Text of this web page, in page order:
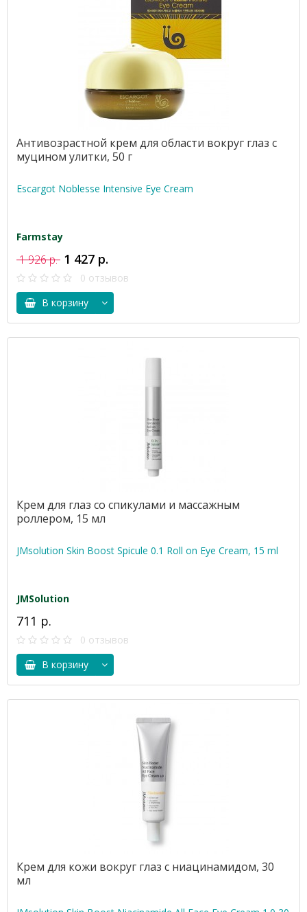
Антивозрастной крем для области вокруг глаз с
муцином улитки, 50 г
Escargot Noblesse Intensive Eye Cream
Farmstay
1 926 р. 1 427 р.
0 отзывов
В корзину
Крем для глаз со спикулами и массажным
роллером, 15 мл
JMsolution Skin Boost Spicule 0.1 Roll on Eye Cream, 15 ml
JMSolution
711 р.
0 отзывов
В корзину
Крем для кожи вокруг глаз с ниацинамидом, 30
мл